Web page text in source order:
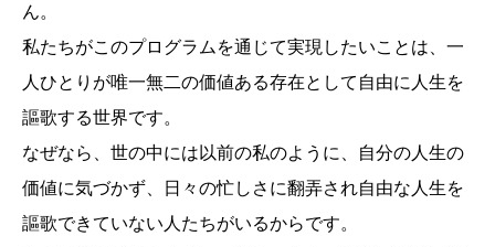
ん。
私たちがこのプログラムを通じて実現したいことは、一
人ひとりが唯一無二の価値ある存在として自由に人生を
謳歌する世界です。
なぜなら、世の中には以前の私のように、自分の人生の
価値に気づかず、日々の忙しさに翻弄され自由な人生を
謳歌できていない人たちがいるからです。